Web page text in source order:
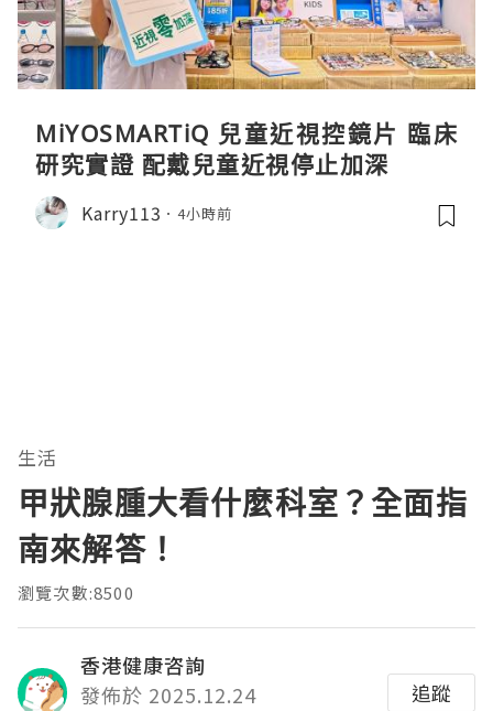
MiYOSMARTiQ 兒童近視控鏡片 臨床
研究實證 配戴兒童近視停止加深
Karry113 4小時前
生活
甲狀腺腫大看什麼科室？全面指
南來解答！
瀏覽次數:8500
香港健康咨詢
發佈於 2025.12.24
追蹤